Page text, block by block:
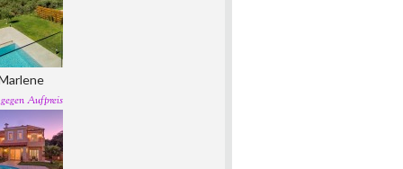
Aufpreis